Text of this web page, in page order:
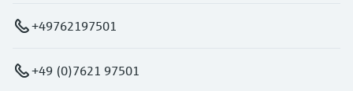
+49762197501
+49 (0)7621 97501